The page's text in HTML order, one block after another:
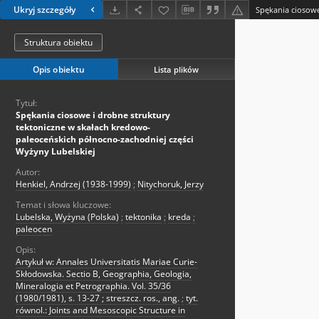
Ukryj szczegóły
Struktura obiektu
Opis obiektu Lista plików
Tytuł:
Spękania ciosowe i drobne struktury
tektoniczne w skałach kredowo-
paleoceńskich północno-zachodniej części
Wyżyny Lubelskiej
Autor:
Henkiel, Andrzej (1938-1999) ; Nitychoruk, Jerzy
Temat i słowa kluczowe:
Lubelska, Wyżyna (Polska) ; tektonika ; kreda ;
paleocen
Opis:
Artykuł w: Annales Universitatis Mariae Curie-
Skłodowska. Sectio B, Geographia, Geologia,
Mineralogia et Petrographia. Vol. 35/36
(1980/1981), s. 13-27 ; streszcz. ros., ang. ; tyt.
równol.: Joints and Mesoscopic Structure in